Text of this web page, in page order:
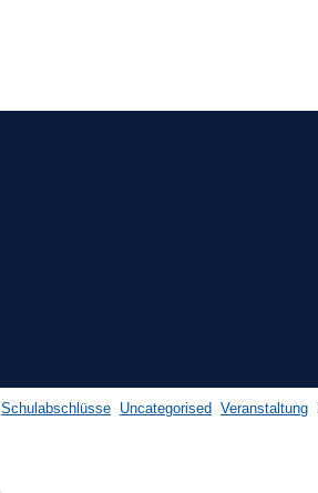
Schulabschlüsse Uncategorised Veranstaltung